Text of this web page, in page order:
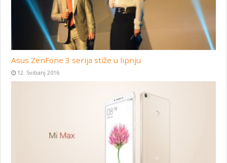
Asus ZenFone 3 serija stiže u lipnju
12. Svibanj 2016